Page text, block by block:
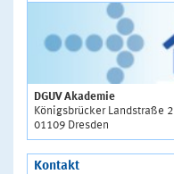
DGUV Akademie
Königsbrücker Landstraße 2
01109 Dresden
Kontakt